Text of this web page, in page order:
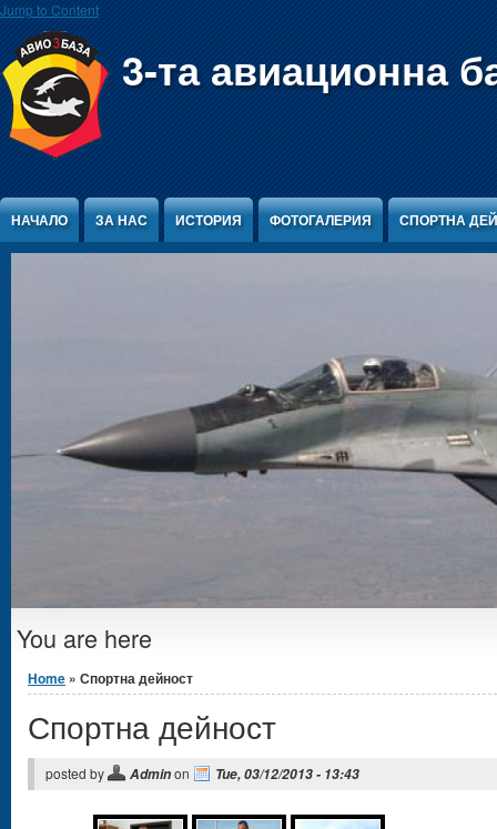
Jump to Content
3-та авиационна
НАЧАЛО ЗА НАС ИСТОРИЯ ФОТОГАЛЕРИЯ СПОРТНА
You are here
Home » Спортна дейност
Спортна дейност
posted by Adminon Tue, 03/12/2013 - 13:43